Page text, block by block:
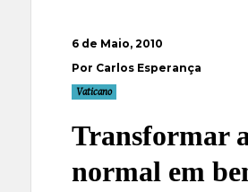
6 de Maio, 2010
Por Carlos Esperança
Vaticano
Transformar
normal em